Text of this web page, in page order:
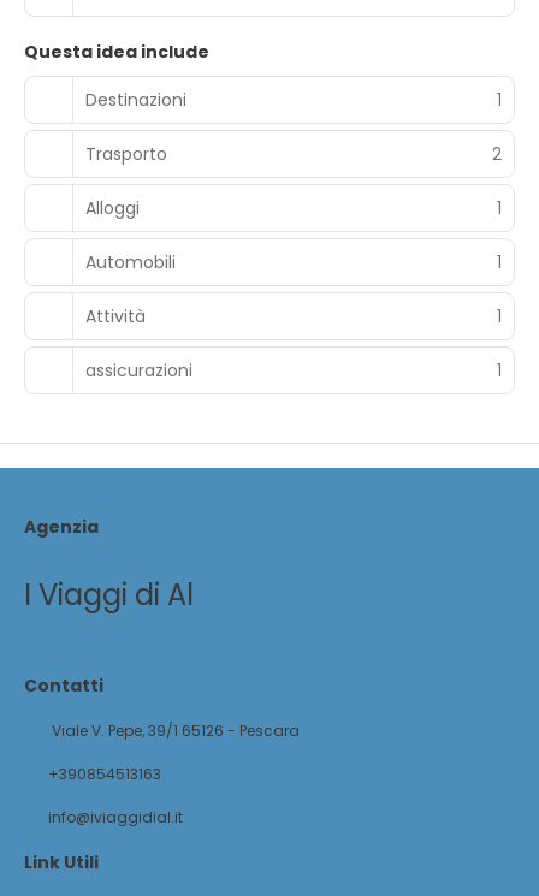
Questa idea include
Destinazioni
1
Trasporto 2
Alloggi 1
Automobili 1
Attività 1
assicurazioni 1
Agenzia
I Viaggi di Al
Contatti
Viale V. Pepe, 39/1 65126 - Pescara
+390854513163
info@iviaggidial.it
Link Utili